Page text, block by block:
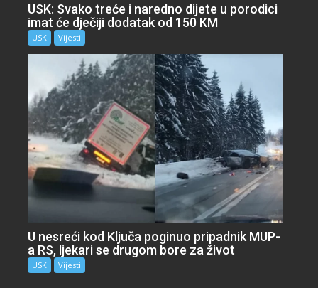
USK: Svako treće i naredno dijete u porodici
imat će dječiji dodatak od 150 KM
USK Vijesti
U nesreći kod Ključa poginuo pripadnik MUP-
a RS, ljekari se drugom bore za život
USK Vijesti